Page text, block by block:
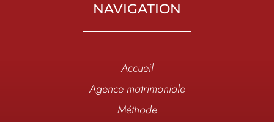
NAVIGATION
Accueil
Agence matrimoniale
Méthode